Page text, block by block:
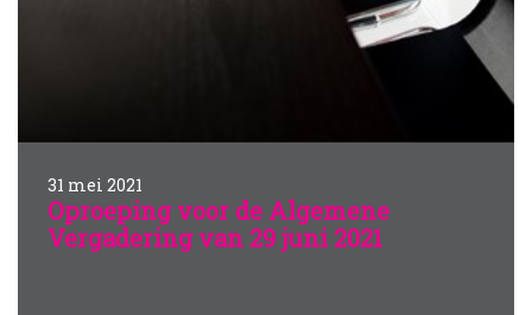
31 mei 2021
Oproeping voor de Algemene
Vergadering van 29 juni 2021